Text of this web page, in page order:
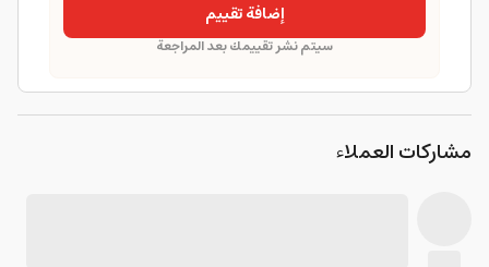
إضافة تقييم
سيتم نشر تقييمك بعد المراجعة
مشاركات العملاء